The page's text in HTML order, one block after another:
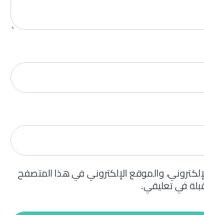
والموقع الإلكتروني في هذا المتصفح
في تعليقي.